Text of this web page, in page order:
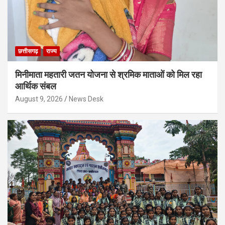
छत्तीसगढ़ राज्य
मिनीमाता महतारी जतन योजना से श्रमिक माताओं को मिल रहा
आर्थिक संबल
August 9, 2026 News Desk